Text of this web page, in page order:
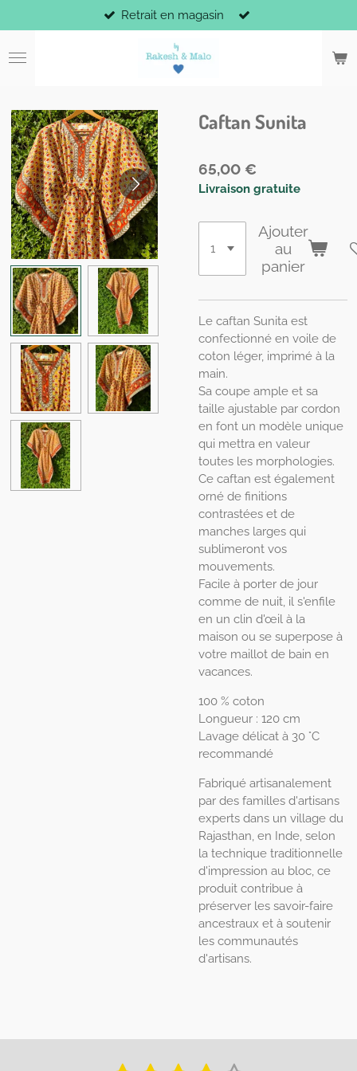
au
contenu
Retrait en magasin
Caftan Sunita
65,00 €
Livraison gratuite
Ajouter
au
panier
Le caftan Sunita est
confectionné en voile de
coton léger, imprimé à la
main.
Sa coupe ample et sa
taille ajustable par cordon
en font un modèle unique
qui mettra en valeur
toutes les morphologies.
Ce caftan est également
orné de finitions
contrastées et de
manches larges qui
sublimeront vos
mouvements.
Facile à porter de jour
comme de nuit, il s'enfile
en un clin d'œil à la
maison ou se superpose à
votre maillot de bain en
vacances.
100 % coton
Longueur : 120 cm
Lavage délicat à 30 °C
recommandé
Fabriqué artisanalement
par des familles d'artisans
experts dans un village du
Rajasthan, en Inde, selon
la technique traditionnelle
d'impression au bloc, ce
produit contribue à
préserver les savoir-faire
ancestraux et à soutenir
les communautés
d'artisans.